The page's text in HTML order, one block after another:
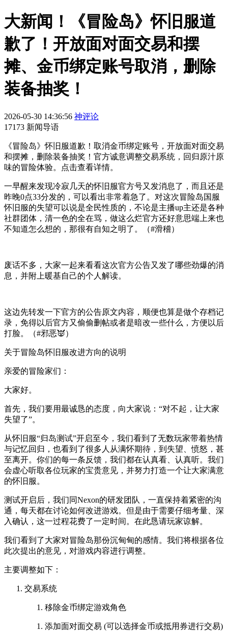
大新闻！《冒险岛》怀旧服道
歉了！开放面对面交易和摆
摊、金币绑定账号取消，删除
装备抽奖！
2026-05-30 14:36:56 神评论
17173 新闻导语
《冒险岛》怀旧服道歉！取消金币绑定账号，开放面对面交易
和摆摊，删除装备抽奖！官方诚意调整交易系统，回归原汁原
味的冒险体验。点击查看详情。
一早醒来发现冷寂几天的怀旧服官方号又发消息了，而且还是
昨晚0点33分发的，可以看出非常着急了。对这次冒险岛国服
怀旧服的失望可以说是全民性质的，不论是主播up主还是各种
社群团体，清一色的全在骂，做这么烂官方还好意思端上来也
不知道怎么想的，那很有自知之明了。（#滑稽）
废话不多，大家一起来看看这次官方公告又发了哪些劲爆的消
息，并附上暖基自己的个人解读。
这边先转发一下官方的公告原文内容，顺便也算是做个存档记
录，免得以后官方又偷偷删帖或者是暗改一些什么，方便以后
打脸。（#邪恶👿）
关于冒险岛怀旧服改进方向的说明
亲爱的冒险家们：
大家好。
首先，我们要用最诚恳的态度，向大家说：“对不起，让大家
失望了”。
从怀旧服“归岛测试”开启至今，我们看到了无数玩家带着热情
与记忆回归，也看到了很多人从满怀期待，到失望、愤怒，甚
至离开。你们的每一条反馈，我们都在认真看、认真听。我们
会虚心听取各位玩家的宝贵意见，并努力打造一个让大家满意
的怀旧服。
测试开启后，我们同Nexon的研发团队，一直保持着紧密的沟
通，每天都在讨论如何改进游戏。但是由于需要仔细考量、深
入确认，这一过程花费了一定时间。在此恳请玩家谅解。
我们看到了大家对冒险岛那份沉甸甸的感情。我们将根据各位
此次提出的意见，对游戏内容进行调整。
主要调整如下：
交易系统
移除金币绑定游戏角色
添加面对面交易 (可以选择金币或抵用券进行交易)